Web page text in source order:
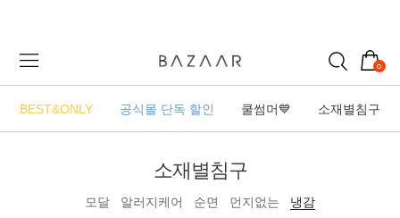
0
BEST&ONLY 공식몰 단독 할인 쿨썸머💙 소재별침구
소재별침구
모달 알러지케어 순면 먼지없는 냉감